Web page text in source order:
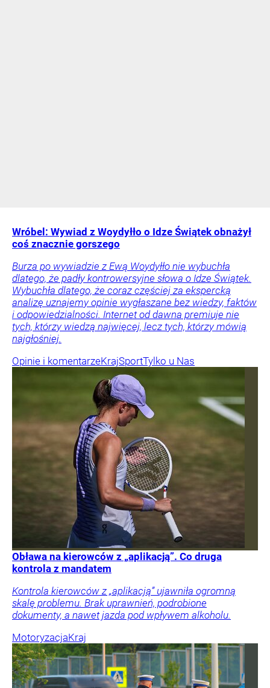
Wróbel: Wywiad z Woydyłło o Idze Świątek obnażył
coś znacznie gorszego
Burza po wywiadzie z Ewą Woydyłło nie wybuchła
dlatego, że padły kontrowersyjne słowa o Idze Świątek.
Wybuchła dlatego, że coraz częściej za ekspercką
analizę uznajemy opinie wygłaszane bez wiedzy, faktów
i odpowiedzialności. Internet od dawna premiuje nie
tych, którzy wiedzą najwięcej, lecz tych, którzy mówią
najgłośniej.
Opinie i komentarzeKrajSportTylko u Nas
Obława na kierowców z „aplikacją”. Co druga
kontrola z mandatem
Kontrola kierowców z „aplikacją” ujawniła ogromną
skalę problemu. Brak uprawnień, podrobione
dokumenty, a nawet jazda pod wpływem alkoholu.
MotoryzacjaKraj